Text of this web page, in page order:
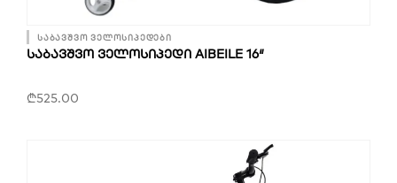
საბავშვო ველოსიპედები
ᲡᲐᲑᲐᲕᲨᲕᲝ ᲕᲔᲚᲝᲡᲘᲞᲔᲓᲘ AIBEILE 16″
₾525.00